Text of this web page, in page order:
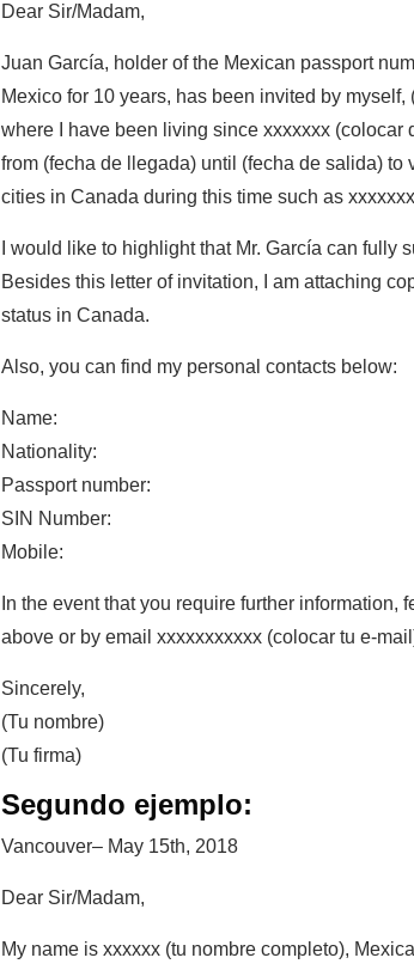
Dear Sir/Madam,
Juan García, holder of the Mexican passport number XXXXXXXX‏, who I
Mexico for 10 years, has been invited by
where I have been living since xxxxxxx
from (fecha de llegada) until (fecha de salida)
cities in Canada during this time such as
I would like to highlight that Mr. García can
Besides this letter of invitation, I am attaching
status in Canada.
Also, you can find my personal contacts below:
Name:
Nationality:
Passport number:
SIN Number:
Mobile:
In the event that you require further
above or by email xxxxxxxxxxx (colocar tu e-
Sincerely,
(Tu nombre)
(Tu firma)
Segundo ejemplo:
Vancouver– May 15th, 2018
Dear Sir/Madam,
My name is xxxxxx (tu nombre completo),